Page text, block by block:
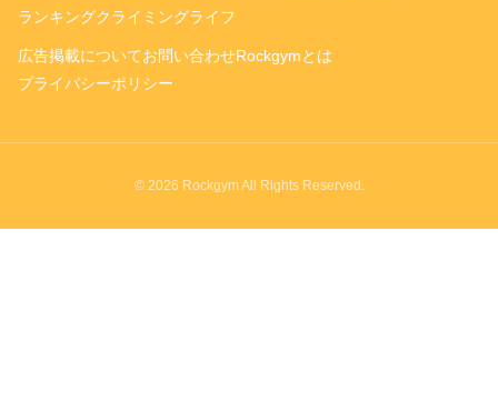
ランキングクライミングライフ
広告掲載についてお問い合わせRockgymとは
プライバシーポリシー
© 2026 Rockgym All Rights Reserved.